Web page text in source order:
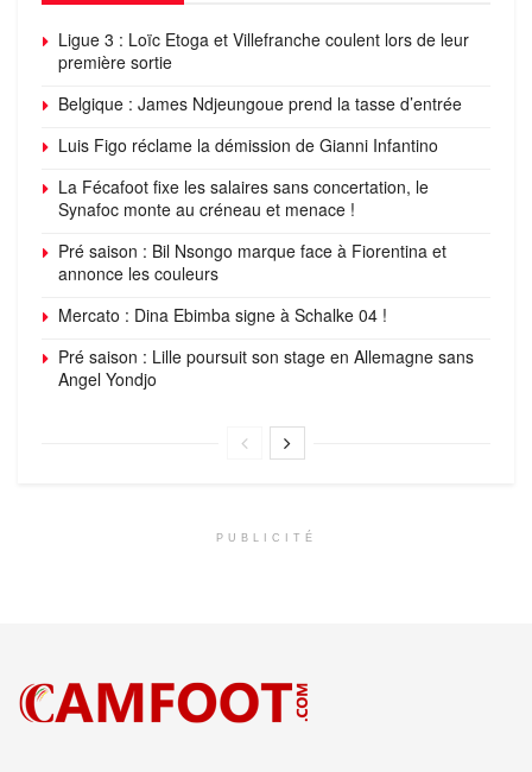
Ligue 3 : Loïc Etoga et Villefranche coulent lors de leur
première sortie
Belgique : James Ndjeungoue prend la tasse d’entrée
Luis Figo réclame la démission de Gianni Infantino
La Fécafoot fixe les salaires sans concertation, le
Synafoc monte au créneau et menace !
Pré saison : Bil Nsongo marque face à Fiorentina et
annonce les couleurs
Mercato : Dina Ebimba signe à Schalke 04 !
Pré saison : Lille poursuit son stage en Allemagne sans
Angel Yondjo
PUBLICITÉ